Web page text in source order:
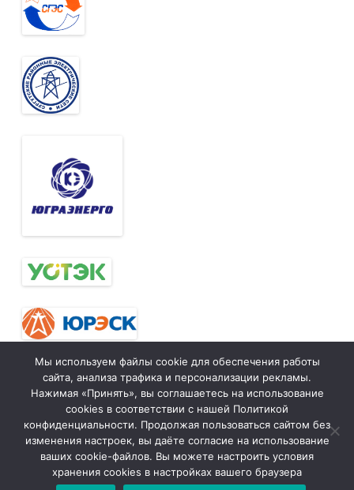
Тюменская
межрегиональная
организация
Общественной
организации
tymelprof.ru ZeroGravityАвтор:
GalussoThemes.com
Работает на
WordPress
Мы используем файлы cookie для обеспечения работы
сайта, анализа трафика и персонализации рекламы.
Нажимая «Принять», вы соглашаетесь на использование
cookies в соответствии с нашей Политикой
конфиденциальности. Продолжая пользоваться сайтом без
изменения настроек, вы даёте согласие на использование
ваших cookie-файлов. Вы можете настроить условия
хранения cookies в настройках вашего браузера